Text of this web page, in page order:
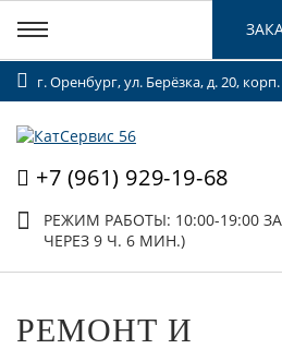
г. Оренбург, ул. Берёзка, д. 20,
+7 (961) 929-19-68
РЕЖИМ РАБОТЫ: 10:00-19:00
ЧЕРЕЗ 9 Ч. 6 МИН.)
РЕМОНТ И